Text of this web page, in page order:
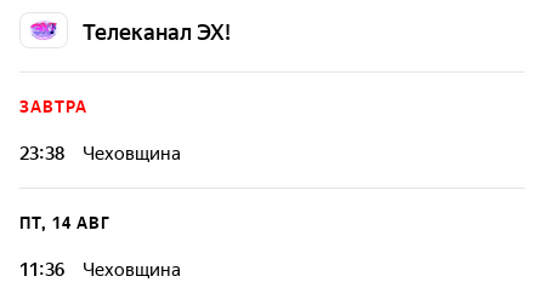
Телеканал ЭХ!
ЗАВТРА
23:38 Чеховщина
ПТ, 14 АВГ
11:36 Чеховщина